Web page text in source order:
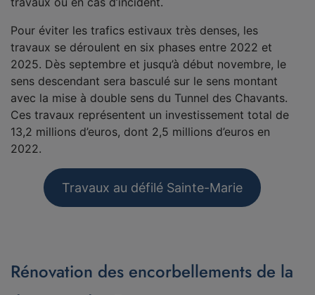
Pour éviter les trafics estivaux très denses, les
travaux se déroulent en six phases entre 2022 et
2025. Dès septembre et jusqu’à début novembre, le
sens descendant sera basculé sur le sens montant
avec la mise à double sens du Tunnel des Chavants.
Ces travaux représentent un investissement total de
13,2 millions d’euros, dont 2,5 millions d’euros en
2022.
Travaux au défilé Sainte-Marie
Rénovation des encorbellements de la